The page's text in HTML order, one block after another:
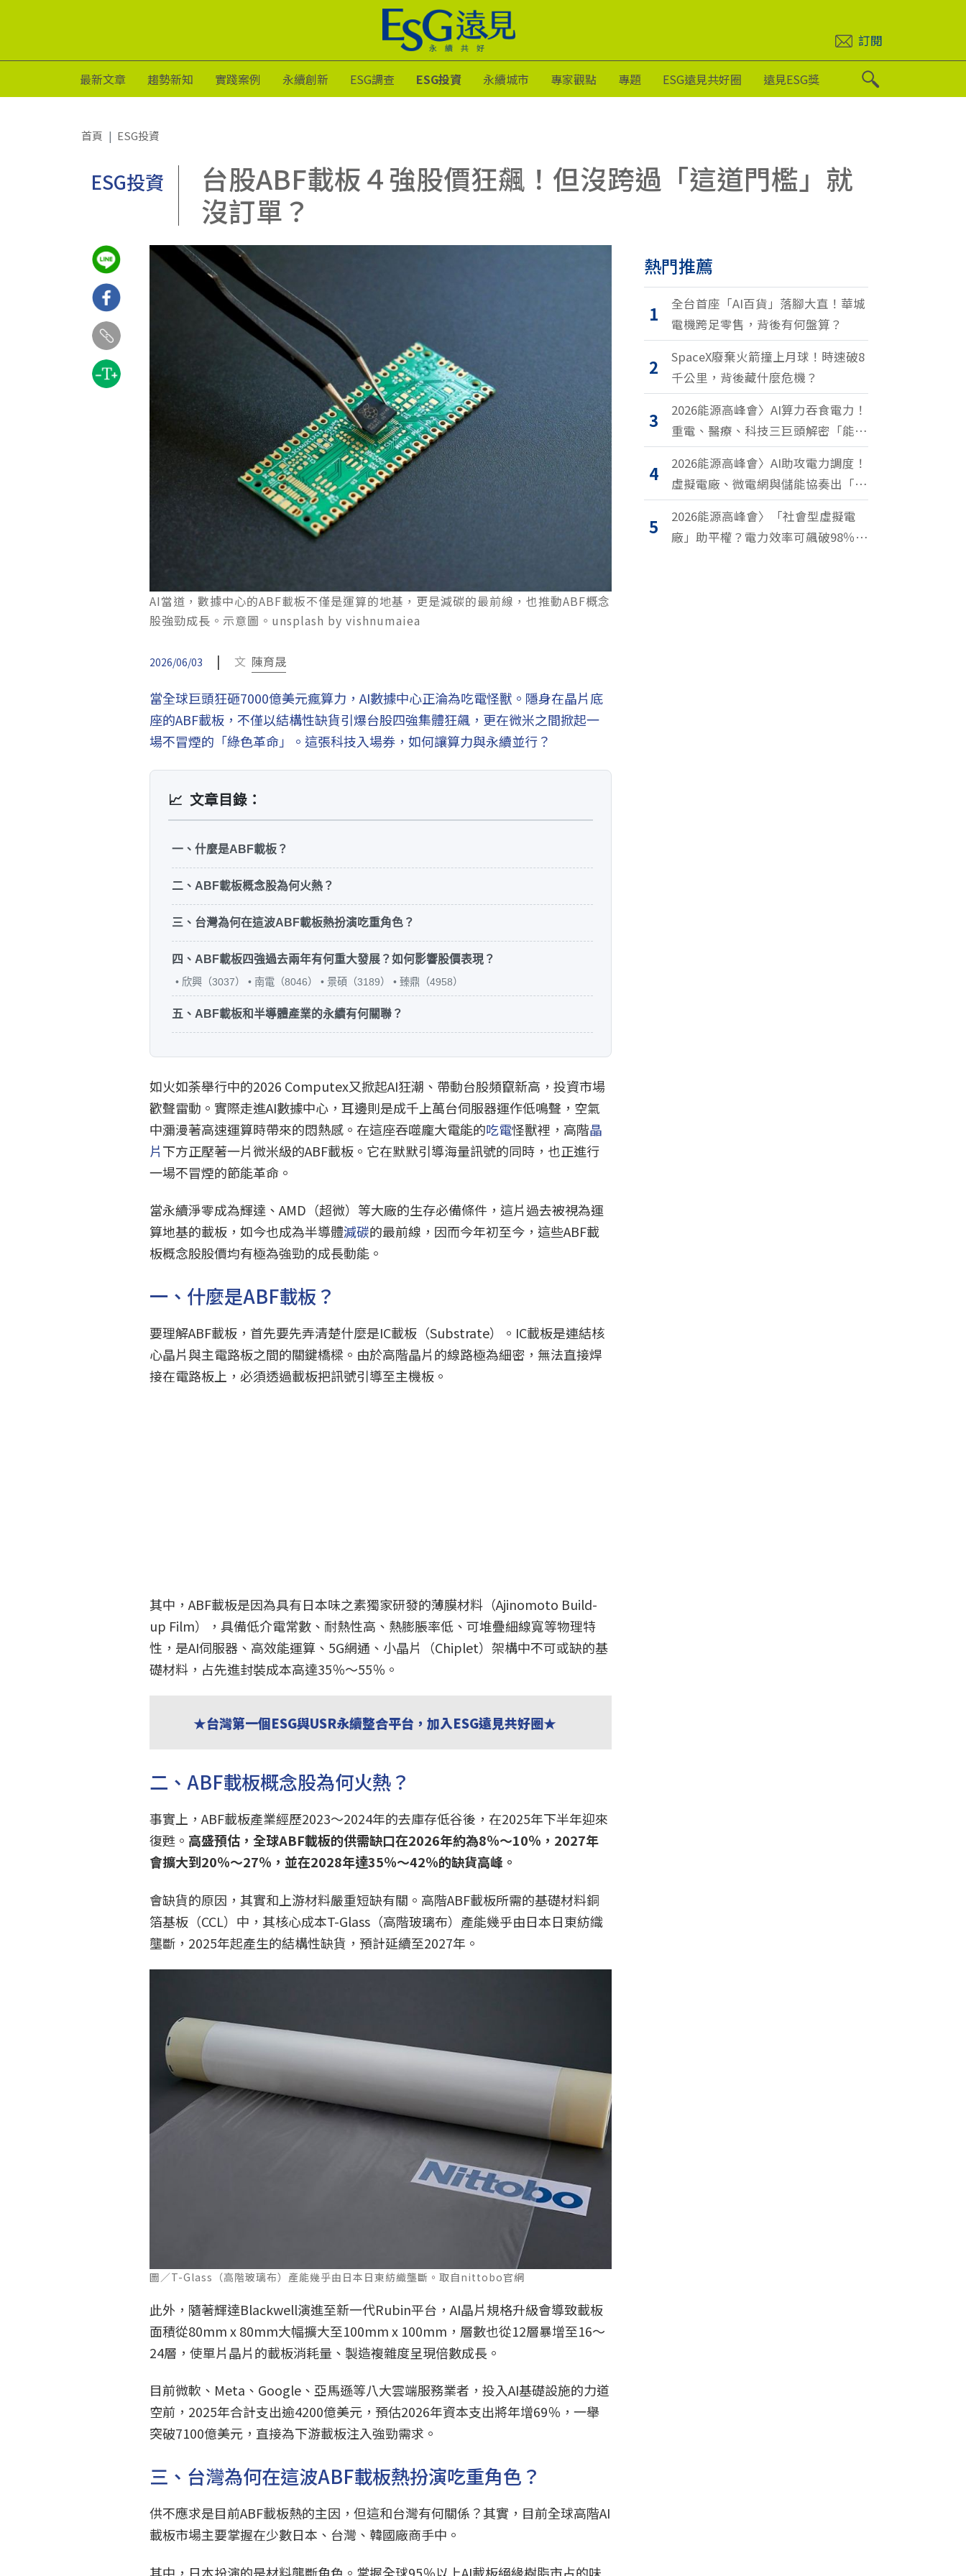
訂閱
最新文章 趨勢新知 實踐案例 永續創新 ESG調查 ESG投資 永續城市 專家觀點 專題 ESG遠見共好圈 遠見ESG獎
首頁 ESG投資
ESG投資
台股ABF載板４強股價狂飆！但沒跨過「這道門檻」就
沒訂單？
AI當道，數據中心的ABF載板不僅是運算的地基，更是減碳的最前線，也推動ABF概念
股強勁成長。示意圖。unsplash by vishnumaiea
2026/06/03 | 文 陳育晟
當全球巨頭狂砸7000億美元瘋算力，AI數據中心正淪為吃電怪獸。隱身在晶片底
座的ABF載板，不僅以結構性缺貨引爆台股四強集體狂飆，更在微米之間掀起一
場不冒煙的「綠色革命」。這張科技入場券，如何讓算力與永續並行？
📈 文章目錄：
一、什麼是ABF載板？
二、ABF載板概念股為何火熱？
三、台灣為何在這波ABF載板熱扮演吃重角色？
四、ABF載板四強過去兩年有何重大發展？如何影響股價表現？
• 欣興（3037） • 南電（8046） • 景碩（3189） • 臻鼎（4958）
五、ABF載板和半導體產業的永續有何關聯？
如火如荼舉行中的2026 Computex又掀起AI狂潮、帶動台股頻竄新高，投資市場
歡聲雷動。實際走進AI數據中心，耳邊則是成千上萬台伺服器運作低鳴聲，空氣
中瀰漫著高速運算時帶來的悶熱感。在這座吞噬龐大電能的吃電怪獸裡，高階晶
片下方正壓著一片微米級的ABF載板。它在默默引導海量訊號的同時，也正進行
一場不冒煙的節能革命。
當永續淨零成為輝達、AMD（超微）等大廠的生存必備條件，這片過去被視為運
算地基的載板，如今也成為半導體減碳的最前線，因而今年初至今，這些ABF載
板概念股股價均有極為強勁的成長動能。
一、什麼是ABF載板？
要理解ABF載板，首先要先弄清楚什麼是IC載板（Substrate）。IC載板是連結核
心晶片與主電路板之間的關鍵橋樑。由於高階晶片的線路極為細密，無法直接焊
接在電路板上，必須透過載板把訊號引導至主機板。
其中，ABF載板是因為具有日本味之素獨家研發的薄膜材料（Ajinomoto Build-
up Film），具備低介電常數、耐熱性高、熱膨脹率低、可堆疊細線寬等物理特
性，是AI伺服器、高效能運算、5G網通、小晶片（Chiplet）架構中不可或缺的基
礎材料，占先進封裝成本高達35％～55％。
★台灣第一個ESG與USR永續整合平台，加入ESG遠見共好圈★
二、ABF載板概念股為何火熱？
事實上，ABF載板產業經歷2023～2024年的去庫存低谷後，在2025年下半年迎來
復甦。 高盛預估，全球ABF載板的供需缺口在2026年約為8％～10％，2027年
會擴大到20％～27％，並在2028年達35％～42％的缺貨高峰。
會缺貨的原因，其實和上游材料嚴重短缺有關。高階ABF載板所需的基礎材料銅
箔基板（CCL）中，其核心成本T-Glass（高階玻璃布）產能幾乎由日本日東紡織
壟斷，2025年起產生的結構性缺貨，預計延續至2027年。
圖／T-Glass（高階玻璃布）產能幾乎由日本日東紡織壟斷。取自nittobo官網
此外，隨著輝達Blackwell演進至新一代Rubin平台，AI晶片規格升級會導致載板
面積從80mm x 80mm大幅擴大至100mm x 100mm，層數也從12層暴增至16～
24層，使單片晶片的載板消耗量、製造複雜度呈現倍數成長。
目前微軟、Meta、Google、亞馬遜等八大雲端服務業者，投入AI基礎設施的力道
空前，2025年合計支出逾4200億美元，預估2026年資本支出將年增69％，一舉
突破7100億美元，直接為下游載板注入強勁需求。
三、台灣為何在這波ABF載板熱扮演吃重角色？
供不應求是目前ABF載板熱的主因，但這和台灣有何關係？其實，目前全球高階AI
載板市場主要掌握在少數日本、台灣、韓國廠商手中。
熱門推薦
1
全台首座「AI百貨」落腳大直！華城
電機跨足零售，背後有何盤算？
2
SpaceX廢棄火箭撞上月球！時速破8
千公里，背後藏什麼危機？
3
2026能源高峰會〉AI算力吞食電力！
重電、醫療、科技三巨頭解密「能源
轉型2.0」致勝關鍵
4
2026能源高峰會〉AI助攻電力調度！
虛擬電廠、微電網與儲能協奏出「能
源交響樂」
5
2026能源高峰會〉「社會型虛擬電
廠」助平權？電力效率可飆破98％？